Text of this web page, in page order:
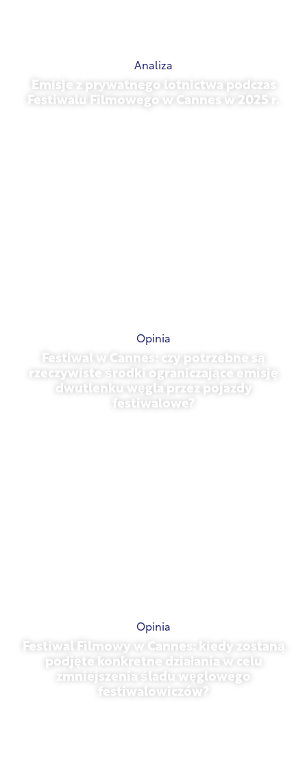
Analiza
Emisje z prywatnego lotnictwa podczas
Festiwalu Filmowego w Cannes w 2025 r.
Opinia
Festiwal w Cannes: czy potrzebne są
rzeczywiste środki ograniczające emisję
dwutlenku węgla przez pojazdy
festiwalowe?
Opinia
Festiwal Filmowy w Cannes: kiedy zostaną
podjęte konkretne działania w celu
zmniejszenia śladu węglowego
festiwalowiczów?